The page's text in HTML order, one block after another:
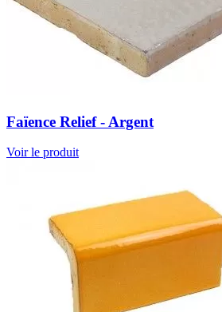
Faïence Relief - Argent
Voir le produit